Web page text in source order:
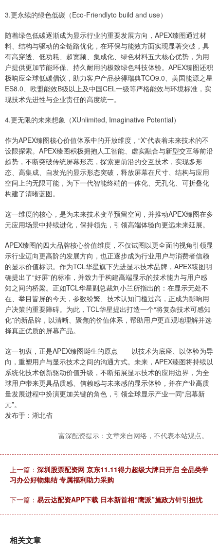
3.更永续的绿色低碳（Eco-Friendlyto build and use）
随着绿色低碳逐渐成为显示行业的重要发展方向，APEX臻图通过材
料、结构与驱动的全链路优化，在环保与能效方面实现显著突破，具
有高穿透、低功耗、超宽频、集成化、绿色材料五大核心优势，为用
户提供更加节能环保、持久耐用的极致绿色科技体验。APEX臻图还积
极响应全球低碳倡议，助力客户产品获得瑞典TCO9.0、美国能源之星
ES8.0、欧盟能效B级以上及中国CEL一级等严格能效与环境标准，实
现技术先进性与企业责任的高度统一。
4.更无限的未来想象（XUnlimited, Imaginative Potential）
作为APEX臻图核心价值体系中的开放维度，“X”代表着未来技术的不
设限探索。APEX臻图积极拥抱人工智能、虚实融合与新型交互等前沿
趋势，不断突破传统屏幕形态，探索更前沿的交互技术，实现多形
态、高集成、自发光的显示形态突破，释放屏幕在尺寸、结构与应用
空间上的无限可能，为下一代智能终端的一体化、无孔化、可折叠化
构建了清晰蓝图。
这一维度的核心，是为未来技术变革预留空间，并推动APEX臻图在多
元应用场景中持续进化，保持领先，引领高端体验向更远未来延展。
APEX臻图的四大品牌核心价值维度，不仅试图以更全面的视角引领显
示行业迈向更高阶的发展方向，也正逐步成为行业用户与消费者信赖
的显示价值标识。作为TCL华星旗下先进显示技术品牌，APEX臻图明
确提出了“好屏”的标准，并致力于构建高端显示的技术能力与用户感
知之间的桥梁。正如TCL华星副总裁刘小兰所指出的：在显示无处不
在、举目皆屏的今天，参数纷繁、技术认知门槛过高，正成为影响用
户决策的重要障碍。为此，TCL华星提出打造一个“将复杂技术可感知
化”的新品牌，以清晰、聚焦的价值体系，帮助用户更直观地理解并选
择真正优质的屏幕产品。
这一初衷，正是APEX臻图诞生的原点——以技术为底座、以体验为导
向，重塑用户与显示技术之间的沟通方式。未来，APEX臻图将持续以
系统化技术创新驱动价值升级，不断拓展显示技术的应用边界，为全
球用户带来更具品质感、信赖感与未来感的显示体验，并在产业高质
量发展进程中扮演更加关键的角色，引领全球显示产业一同“启幕新
元”。
发布于：湖北省
富深配资提示：文章来自网络，不代表本站观点。
上一篇： 深圳股票配资网 京东11.11得力超级大牌日开启 全品类学
习办公好物集结 专属福利助力采购
下一篇： 易云达配资APP下载 日本新首相“鹰派”施政方针引担忧
相关文章